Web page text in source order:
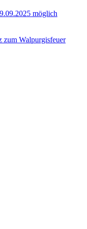
möglich
zum Walpurgisfeuer